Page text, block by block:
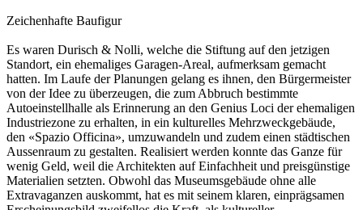
Zeichenhafte Baufigur
Es waren Durisch & Nolli, welche die Stiftung auf den jetzigen
Standort, ein ehemaliges Garagen-Areal, aufmerksam gemacht
hatten. Im Laufe der Planungen gelang es ihnen, den Bürgermeister
von der Idee zu überzeugen, die zum Abbruch bestimmte
Autoeinstellhalle als Erinnerung an den Genius Loci der ehemaligen
Industriezone zu erhalten, in ein kulturelles Mehrzweckgebäude,
den «Spazio Officina», umzuwandeln und zudem einen städtischen
Aussenraum zu gestalten. Realisiert werden konnte das Ganze für
wenig Geld, weil die Architekten auf Einfachheit und preisgünstige
Materialien setzten. Obwohl das Museumsgebäude ohne alle
Extravaganzen auskommt, hat es mit seinem klaren, einprägsamen